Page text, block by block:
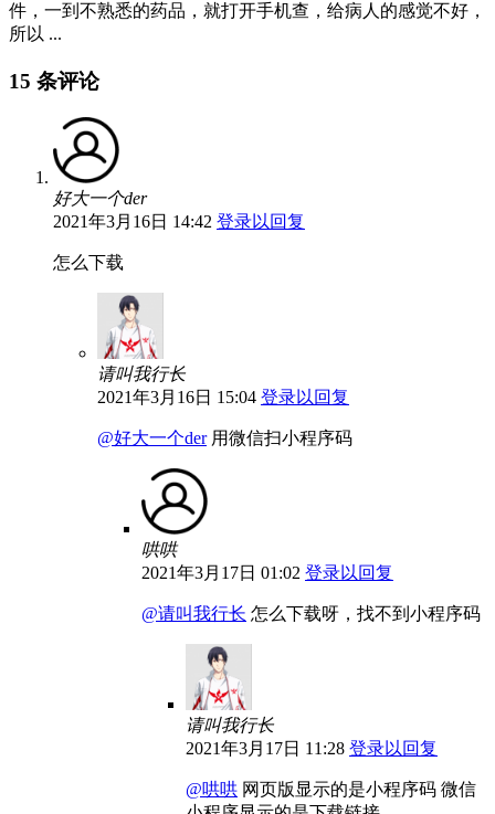
件，一到不熟悉的药品，就打开手机查，给病人的感觉不好，
所以 ...
15 条评论
好大一个der
2021年3月16日 14:42 登录以回复
怎么下载
请叫我行长
2021年3月16日 15:04 登录以回复
@好大一个der用微信扫小程序码
哄哄
2021年3月17日 01:02 登录以回复
@请叫我行长 怎么下载呀，找不到小程序码
请叫我行长
2021年3月17日 11:28 登录以回复
@哄哄 网页版显示的是小程序码 微信